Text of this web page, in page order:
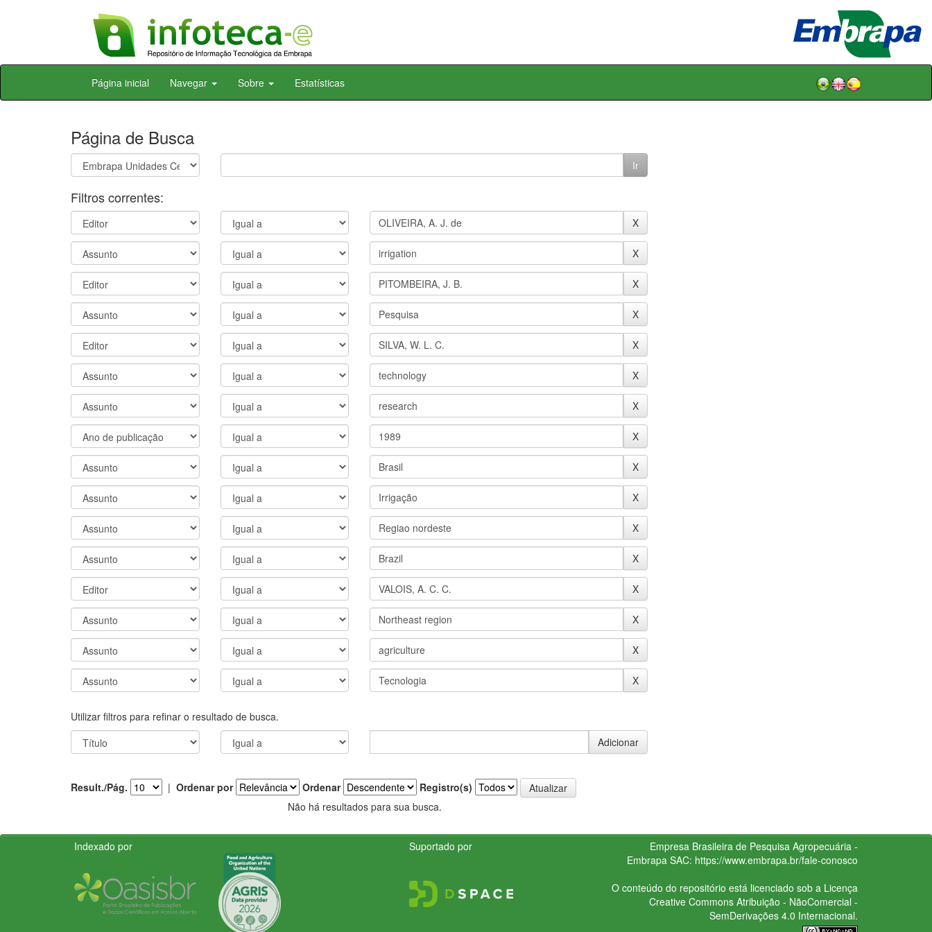
Skip
Página inicial Navegar Sobre Estatísticas
Página de Busca
Filtros correntes:
Utilizar filtros para refinar o resultado de busca.
Result./Pág. | Ordenar por Ordenar
Registro(s)
Não há resultados para sua busca.
Indexado por Suportado por
Empresa Brasileira de Pesquisa Agropecuária -
Embrapa SAC: https://www.embrapa.br/fale-conosco
O conteúdo do repositório está licenciado sob a Licença
Creative CommonsAtribuição - NãoComercial -
SemDerivações 4.0 Internacional.